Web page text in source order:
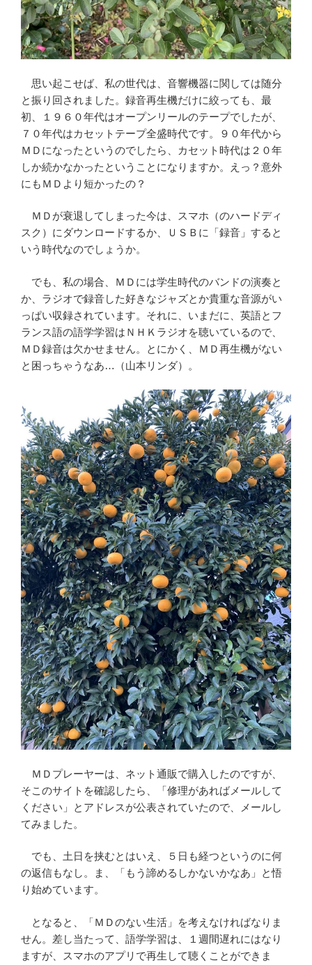
思い起こせば、私の世代は、音響機器に関しては随分
と振り回されました。録音再生機だけに絞っても、最
初、１９６０年代はオープンリールのテープでしたが、
７０年代はカセットテープ全盛時代です。９０年代から
ＭＤになったというのでしたら、カセット時代は２０年
しか続かなかったということになりますか。えっ？意外
にもＭＤより短かったの？
ＭＤが衰退してしまった今は、スマホ（のハードディ
スク）にダウンロードするか、ＵＳＢに「録音」すると
いう時代なのでしょうか。
でも、私の場合、ＭＤには学生時代のバンドの演奏と
か、ラジオで録音した好きなジャズとか貴重な音源がい
っぱい収録されています。それに、いまだに、英語とフ
ランス語の語学学習はＮＨＫラジオを聴いているので、
ＭＤ録音は欠かせません。とにかく、ＭＤ再生機がない
と困っちゃうなあ…（山本リンダ）。
ＭＤプレーヤーは、ネット通販で購入したのですが、
そこのサイトを確認したら、「修理があればメールして
ください」とアドレスが公表されていたので、メールし
てみました。
でも、土日を挟むとはいえ、５日も経つというのに何
の返信もなし。ま、「もう諦めるしかないかなあ」と悟
り始めています。
となると、「ＭＤのない生活」を考えなければなりま
せん。差し当たって、語学学習は、１週間遅れにはなり
ますが、スマホのアプリで再生して聴くことができま